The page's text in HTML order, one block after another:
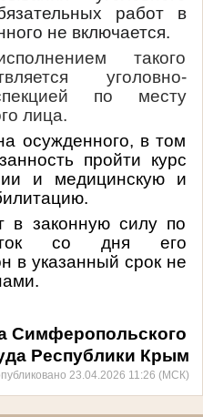
работ в
не включается.
такого
уголовно-
по месту
лица.
осужденного, в том
пройти курс
и медицинскую и
в законную силу по
со дня его
в указанный срок не
Симферопольского
Республики Крым
23.04.2026 11:26 (МСК)